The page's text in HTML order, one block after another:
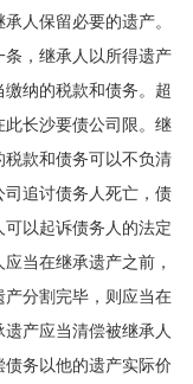
人保留必要的遗产。
条，继承人以所得遗产
纳的税款和债务。超
长沙要债公司限。继
款和债务可以不负清
追讨债务人死亡，债
以起诉债务人的法定
当在继承遗产之前，
分割完毕，则应当在
产应当清偿被继承人
务以他的遗产实际价